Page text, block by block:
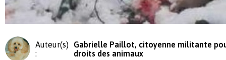
Auteur(s)
:
Gabrielle Paillot, citoyenne militante
droits des animaux